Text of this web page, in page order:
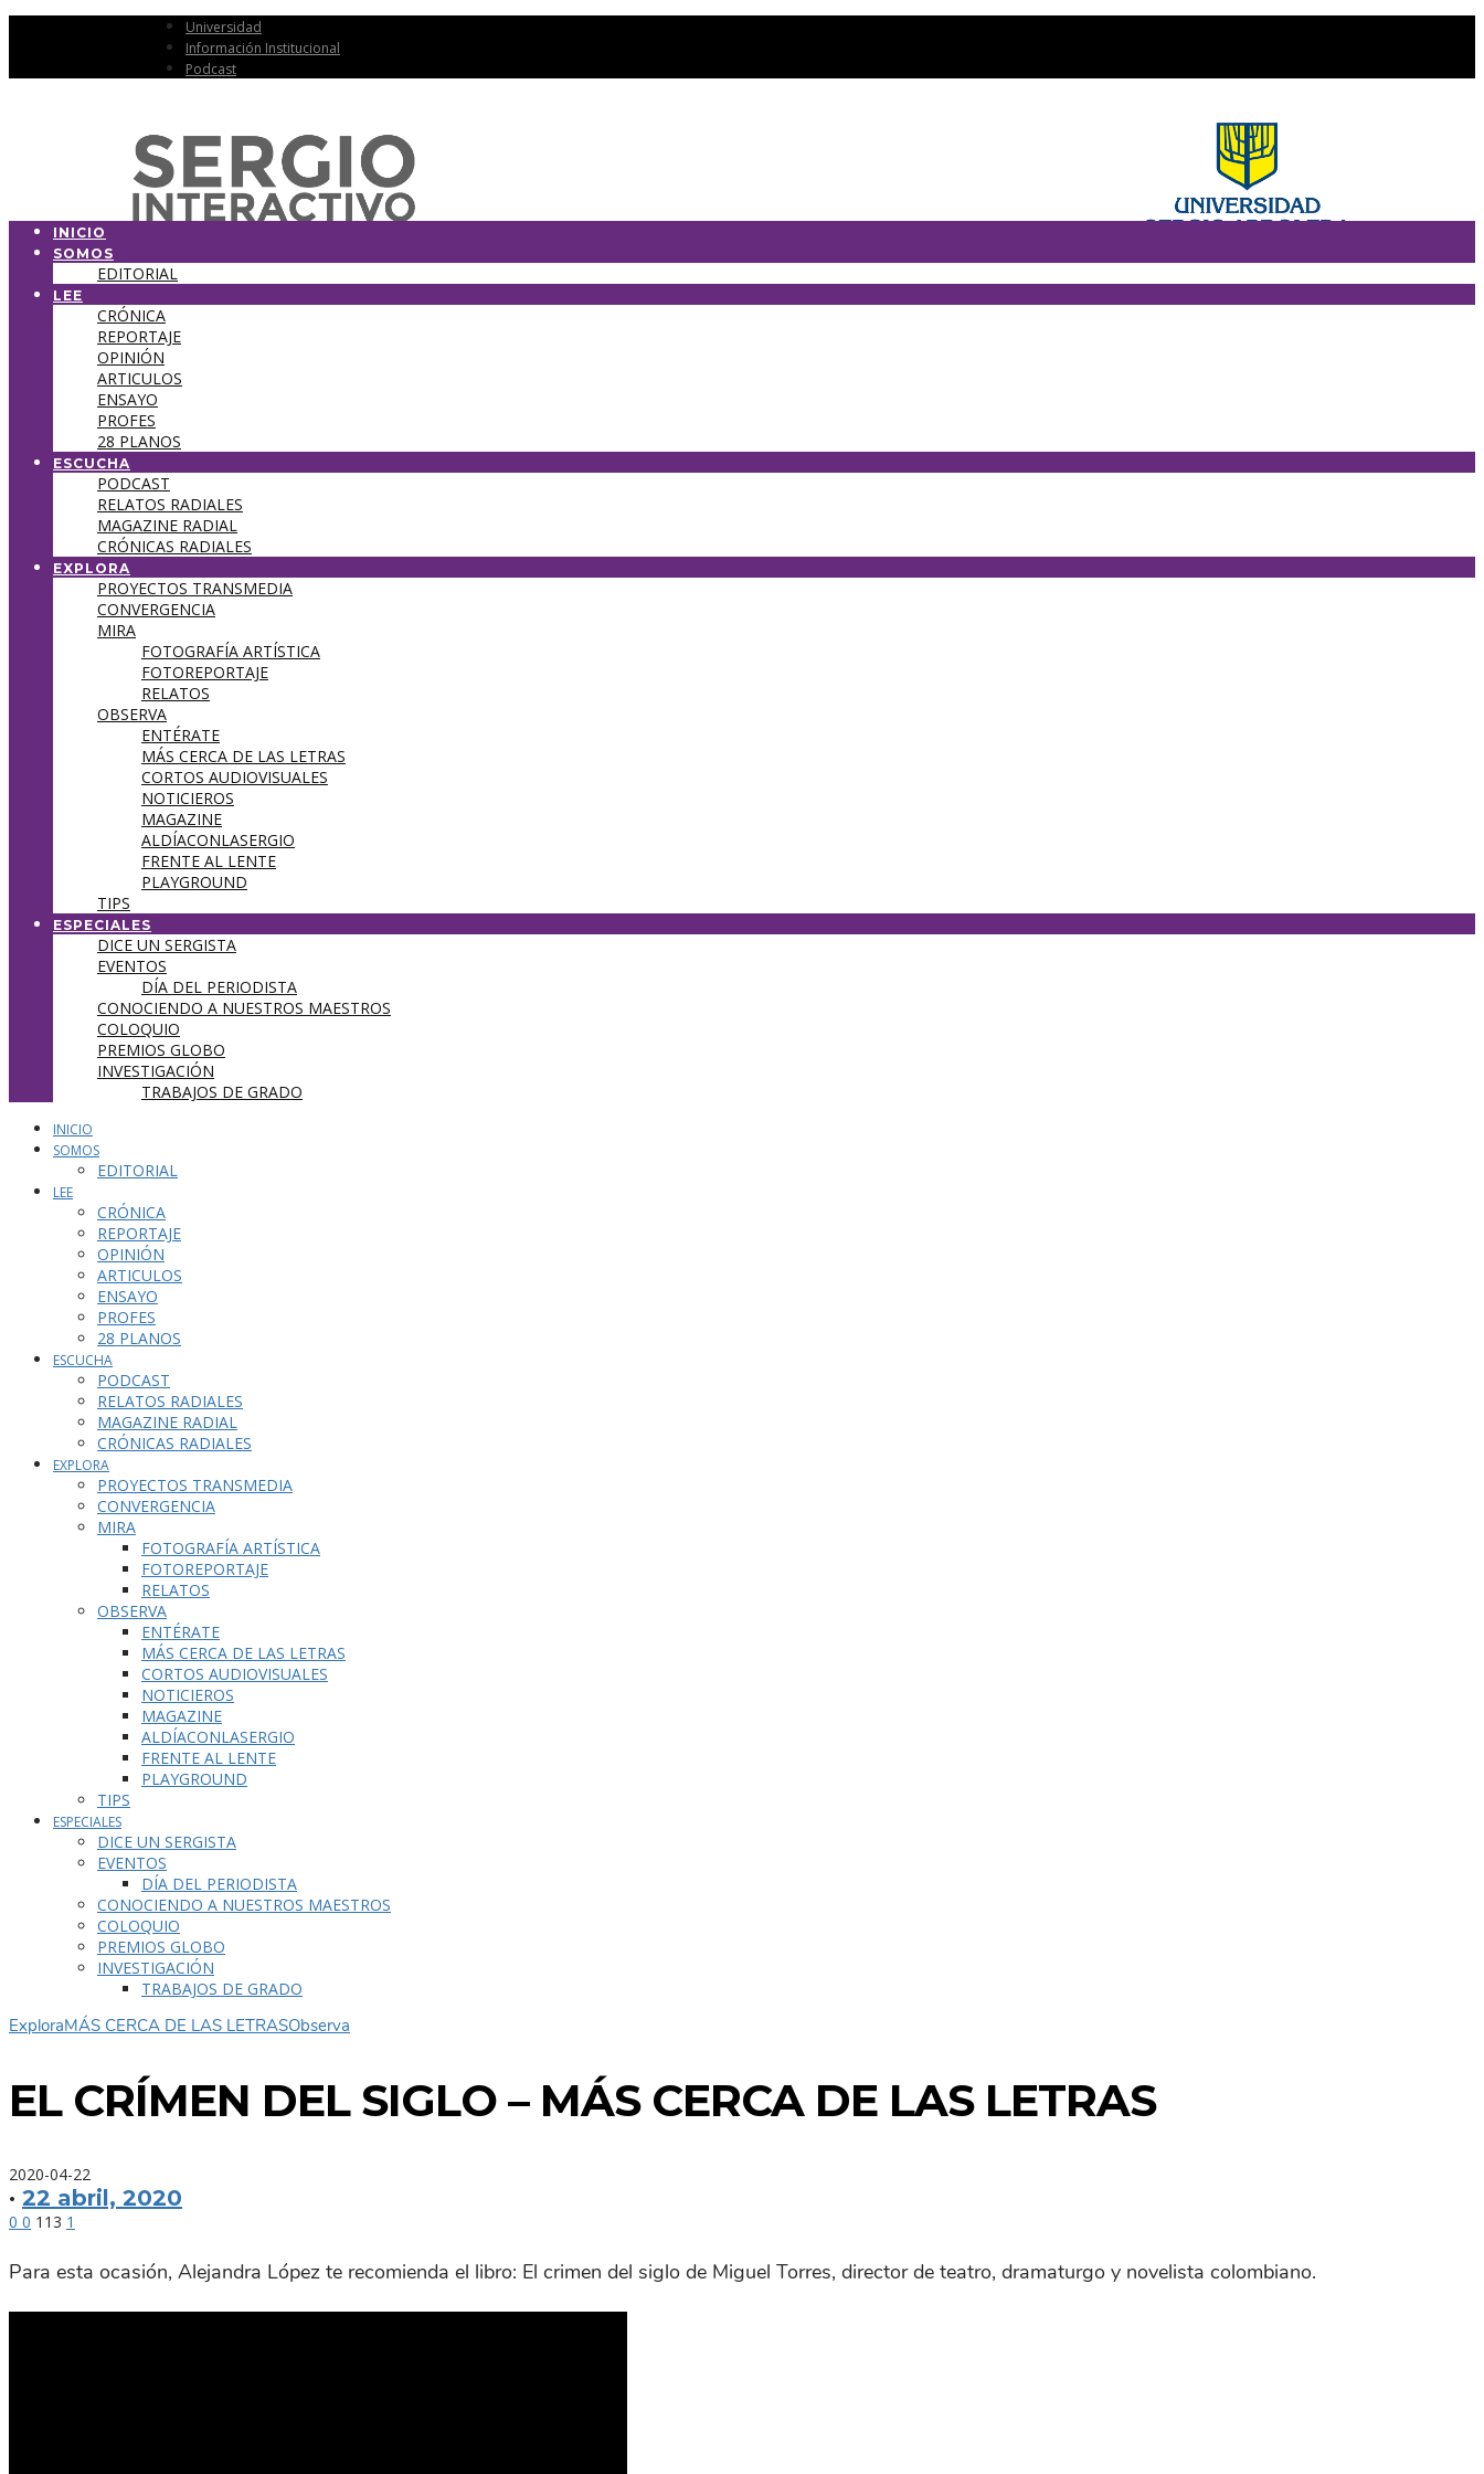
Universidad
Información Institucional
Podcast
INICIO
SOMOS
EDITORIAL
LEE
CRÓNICA
REPORTAJE
OPINIÓN
ARTICULOS
ENSAYO
PROFES
28 PLANOS
ESCUCHA
PODCAST
RELATOS RADIALES
MAGAZINE RADIAL
CRÓNICAS RADIALES
EXPLORA
PROYECTOS TRANSMEDIA
CONVERGENCIA
MIRA
FOTOGRAFÍA ARTÍSTICA
FOTOREPORTAJE
RELATOS
OBSERVA
ENTÉRATE
MÁS CERCA DE LAS LETRAS
CORTOS AUDIOVISUALES
NOTICIEROS
MAGAZINE
ALDÍACONLASERGIO
FRENTE AL LENTE
PLAYGROUND
TIPS
ESPECIALES
DICE UN SERGISTA
EVENTOS
DÍA DEL PERIODISTA
CONOCIENDO A NUESTROS MAESTROS
COLOQUIO
PREMIOS GLOBO
INVESTIGACIÓN
TRABAJOS DE GRADO
INICIO
SOMOS
EDITORIAL
LEE
CRÓNICA
REPORTAJE
OPINIÓN
ARTICULOS
ENSAYO
PROFES
28 PLANOS
ESCUCHA
PODCAST
RELATOS RADIALES
MAGAZINE RADIAL
CRÓNICAS RADIALES
EXPLORA
PROYECTOS TRANSMEDIA
CONVERGENCIA
MIRA
FOTOGRAFÍA ARTÍSTICA
FOTOREPORTAJE
RELATOS
OBSERVA
ENTÉRATE
MÁS CERCA DE LAS LETRAS
CORTOS AUDIOVISUALES
NOTICIEROS
MAGAZINE
ALDÍACONLASERGIO
FRENTE AL LENTE
PLAYGROUND
TIPS
ESPECIALES
DICE UN SERGISTA
EVENTOS
DÍA DEL PERIODISTA
CONOCIENDO A NUESTROS MAESTROS
COLOQUIO
PREMIOS GLOBO
INVESTIGACIÓN
TRABAJOS DE GRADO
ExploraMÁS CERCA DE LAS LETRASObserva
EL CRÍMEN DEL SIGLO – MÁS CERCA DE LAS LETRAS
2020-04-22
· 22 abril, 2020
0 0 113 1
Para esta ocasión, Alejandra López te recomienda el libro: El crimen del siglo de Miguel Torres, director de teatro, dramaturgo y novelista colombiano.